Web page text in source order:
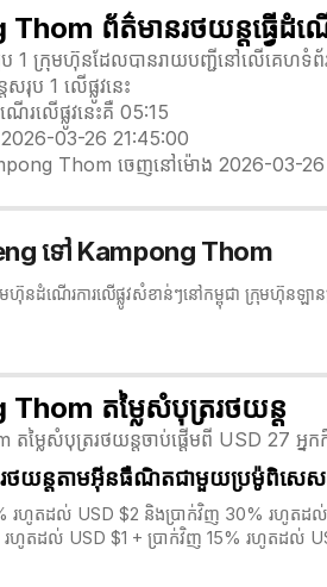
ព័ត៌មានរថយន្តធ្វើដំណ
រុប 1 ក្រុមហ៊ុនដែលបានរាយបញ្ជីនៅលើគេហទំព័
សរុប 1 លើផ្លូវនេះ
រលើផ្លូវនេះគឺ 05:15
03-26 21:45:00
Thom ចេញនៅម៉ោង 2026-03-26
ទៅ Kampong Thom
ហ៊ុនដំណើរការលើផ្លូវសំខាន់ៗនៅកម្ពុជា ក្រុមហ៊ុន
តម្លៃសំបុត្ររថយន្ត
ៃសំបុត្ររថយន្តចាប់ផ្តើមពី USD 27 អ្នក
រថយន្តតាមអ៊ីនធឺណិតជាមួយប្រម៉ូពិសេ
រហូតដល់ USD $2 និងប្រាក់វិញ 30% រហូតដ
រហូតដល់ USD $1 + ប្រាក់វិញ 15% រហូតដល់